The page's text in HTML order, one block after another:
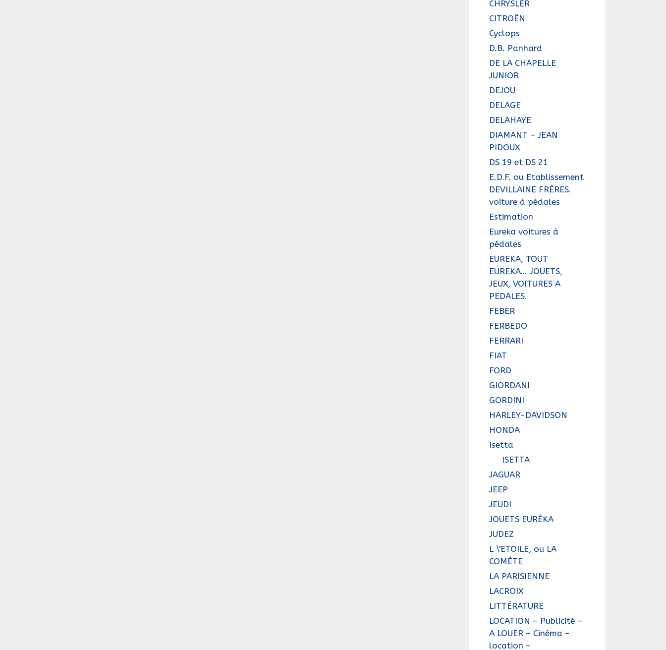
CHRYSLER
CITROËN
Cyclops
D.B. Panhard
DE LA CHAPELLE
JUNIOR
DEJOU
DELAGE
DELAHAYE
DIAMANT – JEAN
PIDOUX
DS 19 et DS 21
E.D.F. ou Etablissement
DEVILLAINE FRÈRES.
voiture à pédales
Estimation
Eureka voitures à
pédales
EUREKA, TOUT
EUREKA… JOUETS,
JEUX, VOITURES A
PEDALES.
FEBER
FERBEDO
FERRARI
FIAT
FORD
GIORDANI
GORDINI
HARLEY-DAVIDSON
HONDA
Isetta
ISETTA
JAGUAR
JEEP
JEUDI
JOUETS EURÉKA
JUDEZ
L \'ETOILE, ou LA
COMÉTE
LA PARISIENNE
LACROIX
LITTÉRATURE
LOCATION – Publicité –
A LOUER – Cinéma –
location –